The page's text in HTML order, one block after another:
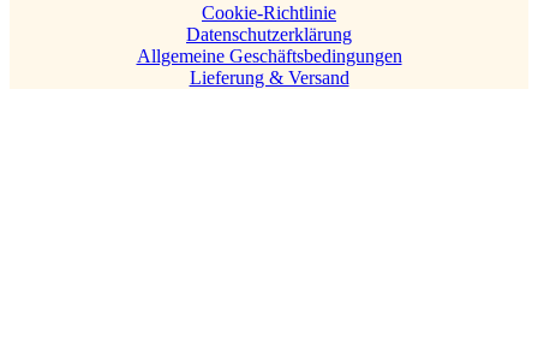
Cookie-Richtlinie
Datenschutzerklärung
Allgemeine Geschäftsbedingungen
Lieferung & Versand